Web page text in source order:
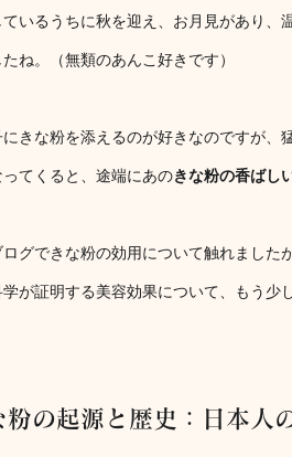
いるうちに秋を迎え、お月見があり、
ね。（無類のあんこ好きです）
きな粉を添えるのが好きなのですが、
てくると、途端にあのきな粉の香ばし
ログできな粉の効用について触れまし
が証明する美容効果について、もう少
粉の起源と歴史：日本人